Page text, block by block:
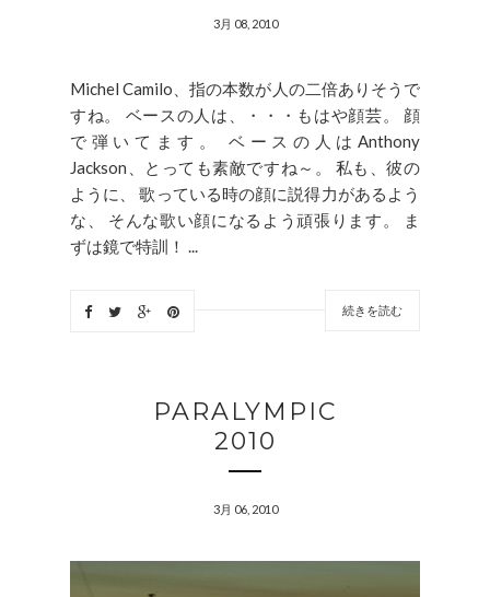
3月 08, 2010
Michel Camilo、指の本数が人の二倍ありそうで
すね。 ベースの人は、・・・もはや顔芸。 顔
で弾いてます。 ベースの人はAnthony
Jackson、とっても素敵ですね～。 私も、彼の
ように、 歌っている時の顔に説得力があるよう
な、 そんな歌い顔になるよう頑張ります。 ま
ずは鏡で特訓！ ...
続きを読む
PARALYMPIC
2010
3月 06, 2010